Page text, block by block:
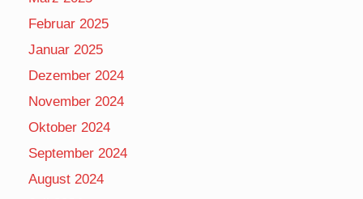
Februar 2025
Januar 2025
Dezember 2024
November 2024
Oktober 2024
September 2024
August 2024